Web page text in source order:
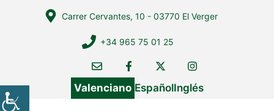
Carrer Cervantes, 10 - 03770 El Verger
+34 965 75 01 25
Valenciano EspañolInglés